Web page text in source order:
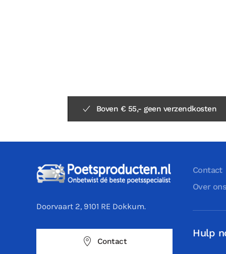
Boven € 55,- geen verzendkosten
Doorvaart 2, 9101 RE Dokkum.
Contact
Contact
Over
Hulp